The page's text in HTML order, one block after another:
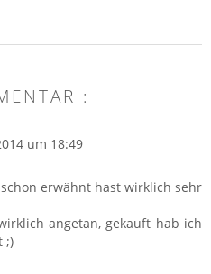
:
um 18:49
erwähnt hast wirklich sehr
angetan, gekauft hab ich
;)